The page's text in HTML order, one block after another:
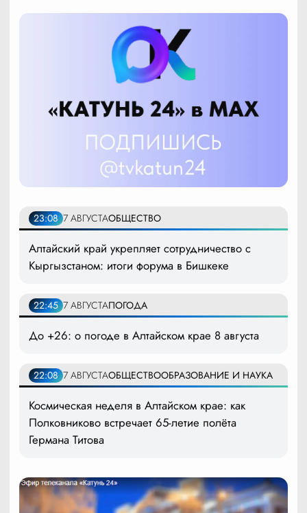
23:08 7 АВГУСТАОБЩЕСТВО
Алтайский край укрепляет сотрудничество с
Кыргызстаном: итоги форума в Бишкеке
22:45 7 АВГУСТАПОГОДА
До +26: о погоде в Алтайском крае 8 августа
22:08 7 АВГУСТАОБЩЕСТВООБРАЗОВАНИЕ И НАУКА
Космическая неделя в Алтайском крае: как
Полковниково встречает 65-летие полёта
Германа Титова